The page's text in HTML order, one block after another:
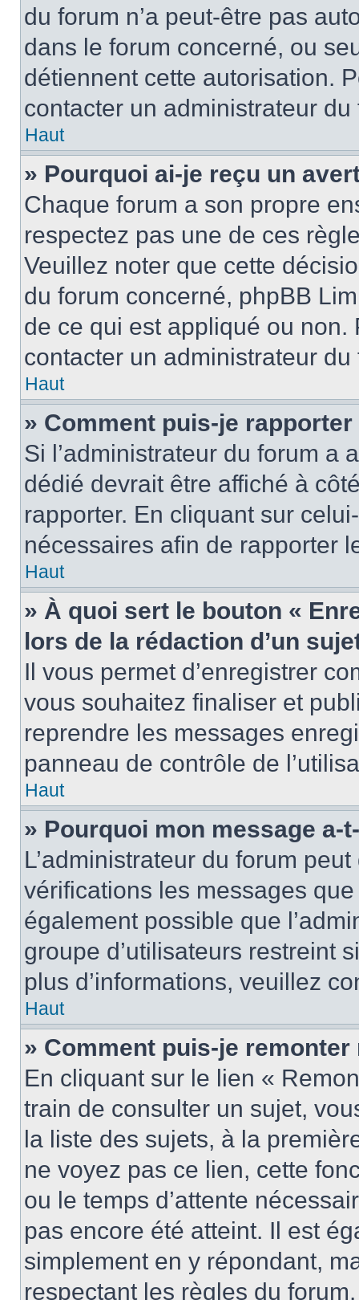
du forum n’a peut-être pas
dans le forum concerné, ou
détiennent cette autorisation.
contacter un administrateur du
Haut
» Pourquoi ai-je reçu un
Chaque forum a son propre
respectez pas une de ces
Veuillez noter que cette
du forum concerné, phpBB
de ce qui est appliqué ou non.
contacter un administrateur du
Haut
» Comment puis-je
Si l’administrateur du forum a
dédié devrait être affiché à
rapporter. En cliquant sur
nécessaires afin de rapporter
Haut
» À quoi sert le bouton «
lors de la rédaction d’un
Il vous permet d’enregistrer
vous souhaitez finaliser et
reprendre les messages
panneau de contrôle de
Haut
» Pourquoi mon message a-
L’administrateur du forum
vérifications les messages
également possible que
groupe d’utilisateurs restreint
plus d’informations, veuillez
Haut
» Comment puis-je
En cliquant sur le lien «
train de consulter un sujet,
la liste des sujets, à la
ne voyez pas ce lien, cette
ou le temps d’attente
pas encore été atteint. Il est
simplement en y répondant,
respectant les règles du forum.